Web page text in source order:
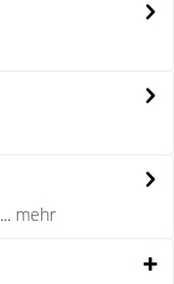
mehr